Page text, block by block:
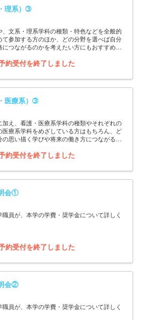
理系）➂
文系・理系学科の種類・特色などを全般的
て参加する方のほか、どの分野を選べば自分
つながるのかを考えたい方にもおすすめの
約受付を終了しました
医療系）➂
え、看護・医療系学科の種類やそれぞれの
療系学科をめざしている方はもちろん、ど
思い描く学びや将来の働き方につながるの
約受付を終了しました
会①
員が、本学の学費・奨学金について詳しく
約受付を終了しました
会②
員が、本学の学費・奨学金について詳しく